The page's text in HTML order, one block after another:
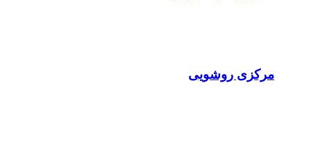
مرکزی روشویی